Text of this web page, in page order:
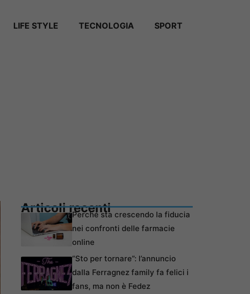
LIFE STYLE TECNOLOGIA SPORT
Articoli recentiPerché sta crescendo la fiducia
nei confronti delle farmacie
online
“Sto per tornare”: l’annuncio
dalla Ferragnez family fa felici i
fans, ma non è Fedez